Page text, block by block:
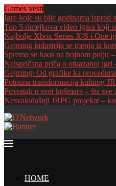
Games vesti
Igre koje su bile godinama ispred
Top 5 rimejkova video igara koji
Najbolje Xbox Series X/S i One
Gejming industrija se menja iz
Sprema se haos na bojnom polju
Neispričana priča o otkazanoj igri
Gejming: Od grafike ka
Potpuna transformacija kultnog
Povratak u svet košmara – šta sve
Nesvakidašnji JRPG projekat –
HOME